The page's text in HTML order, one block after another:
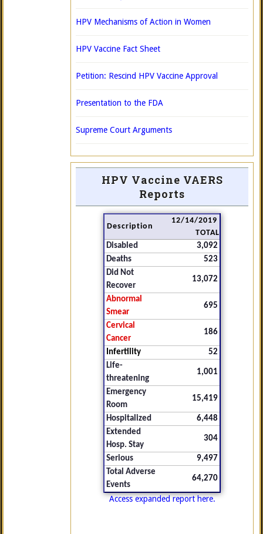
HPV Mechanisms of Action in Women
HPV Vaccine Fact Sheet
Petition: Rescind HPV Vaccine Approval
Presentation to the FDA
Supreme Court Arguments
HPV Vaccine VAERS
Reports
Description
12/14/2019
TOTAL
Disabled
3,092
Deaths
523
Did Not
Recover
13,072
Abnormal
Smear
695
Cervical
Cancer
186
Infertility
52
Life-
threatening
1,001
Emergency
Room
15,419
Hospitalized
6,448
Extended
Hosp. Stay
304
Serious
9,497
Total Adverse
Events
64,270
Access expanded report here.